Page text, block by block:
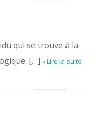
qui se trouve à la
[…] » Lire la suite